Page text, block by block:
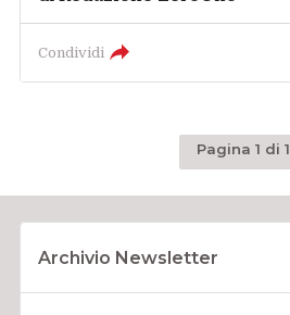
Condividi
Pagina 1 di 1
Archivio Newsletter